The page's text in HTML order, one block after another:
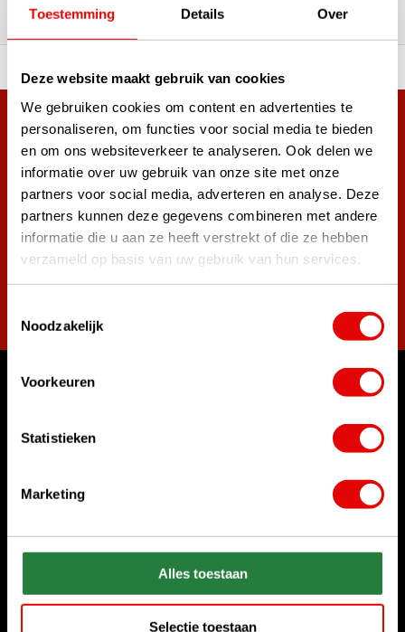
Toestemming Details Over
Deze website maakt gebruik van cookies
We gebruiken cookies om content en advertenties te
personaliseren, om functies voor social media te bieden
en om ons websiteverkeer te analyseren. Ook delen we
informatie over uw gebruik van onze site met onze
partners voor social media, adverteren en analyse. Deze
partners kunnen deze gegevens combineren met andere
informatie die u aan ze heeft verstrekt of die ze hebben
verzameld op basis van uw gebruik van hun services.
Noodzakelijk
Voorkeuren
Statistieken
Marketing
Alles toestaan
Selectie toestaan
woord
Meer dan 38.000 klanten hebben zich al
aangemeld.
Word ook lid van de nieuwsbrief en mis nooit meer de beste
golf aanbiedingen!
Bel ons gerust
Chat met ons
Stuur ons een e-mail
sales@golfdriver.nl